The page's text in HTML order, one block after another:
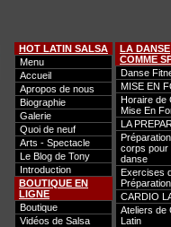
HOT LATIN SALSA
Menu
Accueil
Apropos de nous
Biographie
Galerie
Quoi de neuf
Arts - Spectacle
Le Blog de Tony
Introduction
BOUTIQUE EN
LIGNE
Boutique
Vidéos de Salsa
LA DANSE
COMME
Danse
MISE EN
Horaire de
Mise En
LA
corps pour
danse
Exercises
Préparation
CARDIO
Ateliers de
Latin